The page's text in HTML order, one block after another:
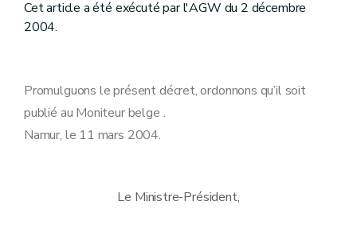
Cet article a été exécuté par l'AGW du 2 décembre
2004.
Promulguons le présent décret, ordonnons qu’il soit
publié au Moniteur belge .
Namur, le 11 mars 2004.
Le Ministre-Président,